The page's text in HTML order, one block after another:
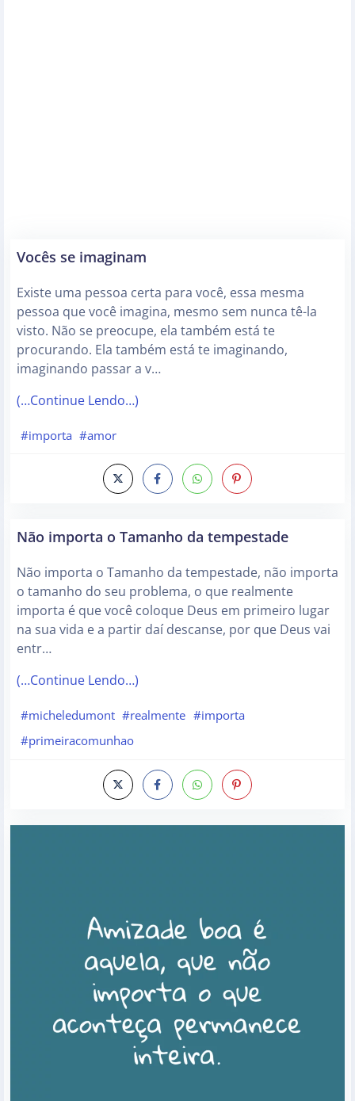
Vocês se imaginam
Existe uma pessoa certa para você, essa mesma
pessoa que você imagina, mesmo sem nunca tê-la
visto. Não se preocupe, ela também está te
procurando. Ela também está te imaginando,
imaginando passar a v…
(…Continue Lendo…)
#importa #amor
Não importa o Tamanho da tempestade
Não importa o Tamanho da tempestade, não importa
o tamanho do seu problema, o que realmente
importa é que você coloque Deus em primeiro lugar
na sua vida e a partir daí descanse, por que Deus vai
entr…
(…Continue Lendo…)
#micheledumont #realmente #importa
#primeiracomunhao